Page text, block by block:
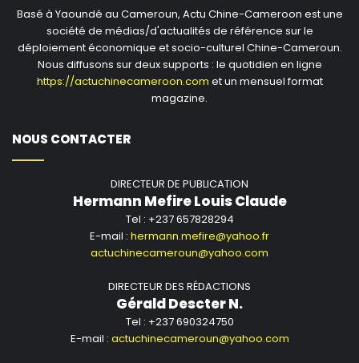
Basé à Yaoundé au Cameroun, Actu Chine-Cameroon est une
société de médias/d'actualités de référence sur le
déploiement économique et socio-culturel Chine-Cameroun.
Nous diffusons sur deux supports : le quotidien en ligne
https://actuchinecameroon.com et un mensuel format
magazine.
NOUS CONTACTER
DIRECTEUR DE PUBLICATION
Hermann Mefire Louis Claude
Tel : +237 657828294
E-mail : hermann.mefire@yahoo.fr
actuchinecameroun@yahoo.com
DIRECTEUR DES RÉDACTIONS
Gérald Descter N.
Tel : +237 690324750
E-mail : actuchinecameroun@yahoo.com